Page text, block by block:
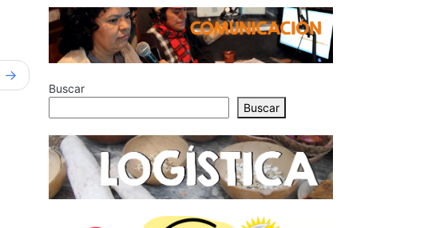
Buscar
Buscar